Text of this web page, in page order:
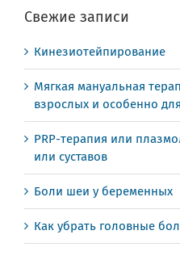
Свежие записи
Кинезиотейпирование
Мягкая мануальная
взрослых и особенно
PRP-терапия или
или суставов
Боли шеи у беременных
Как убрать головные